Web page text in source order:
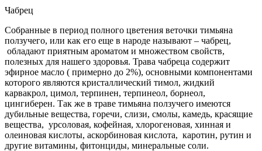
Чабрец
Собранные в период полного цветения веточки тимьяна
ползучего, или как его еще в народе называют – чабрец,
обладают приятным ароматом и множеством свойств,
полезных для нашего здоровья. Трава чабреца содержит
эфирное масло ( примерно до 2%), основными компонентами
которого являются кристаллический тимол, жидкий
карвакрол, цимол, терпинен, терпинеол, борнеол,
цингиберен. Так же в траве тимьяна ползучего имеются
дубильные вещества, горечи, слизи, смолы, камедь, красящие
вещества, урсоловая, кофейная, хлорогеновая, хинная и
олеиновая кислоты, аскорбиновая кислота, каротин, рутин и
другие витамины, фитонциды, минеральные соли.